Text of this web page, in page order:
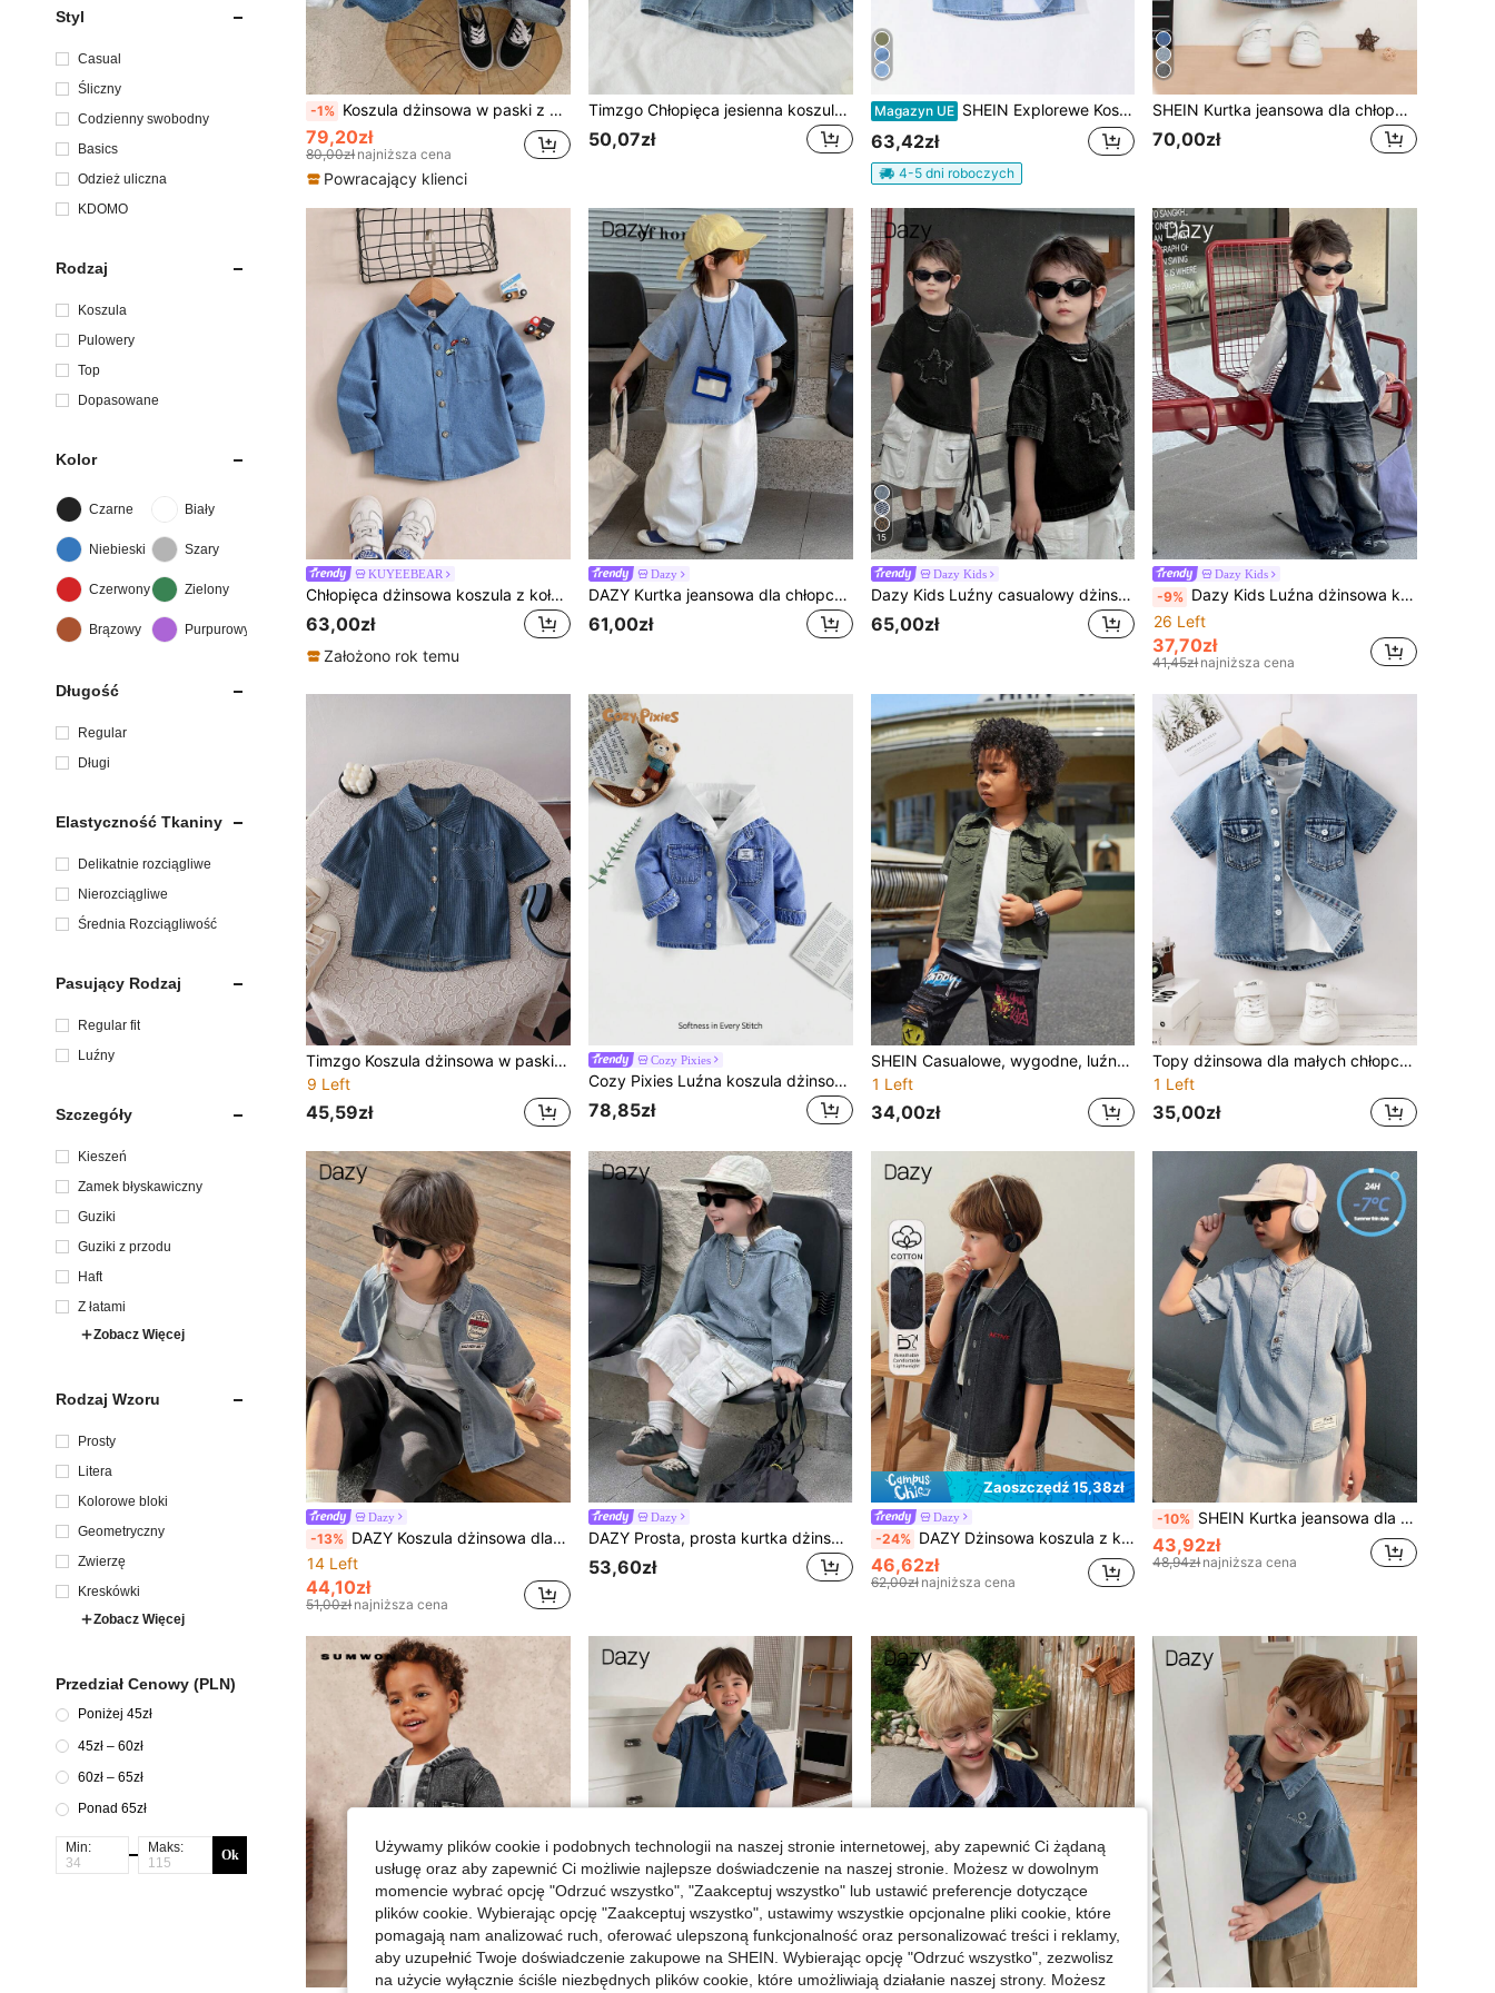
Styl
Casual
Śliczny
Codzienny swobodny
Basics
Odzież uliczna
KDOMO
Rodzaj
Koszula
Pulowery
Top
Dopasowane
Kolor
Czarne Biały
Niebieski Szary
Czerwony Zielony
Brązowy Purpurowy
Długość
Regular
Długi
Elastyczność Tkaniny
Delikatnie rozciągliwe
Nierozciągliwe
Średnia Rozciągliwość
Pasujący Rodzaj
Regular fit
Luźny
Szczegóły
Kieszeń
Zamek błyskawiczny
Guziki
Guziki z przodu
Haft
Z łatami
Zobacz Więcej
Rodzaj Wzoru
Prosty
Litera
Kolorowe bloki
Geometryczny
Zwierzę
Kreskówki
Zobacz Więcej
Przedział Cenowy (PLN)
Poniżej 45zł
45zł – 60zł
60zł – 65zł
Ponad 65zł
Min: Maks: Ok
-1% Koszula dżinsowa w paski z nadrukiem jesiennych liter dla chłopców
79,20zł
80,00złnajniższa cena
Powracający klienci
Timzgo Chłopięca jesienna koszula dżinsowa z długim rękawem, uniwersalna, swobodna, sprana kurtka dżinsowa odpowiednia dla młodych chłopców do noszenia na zewnątrz
50,07zł
Magazyn UE SHEIN Explorewe Koszula z krótkim rękawem w stylu jeansowym dla chłopców w kolorze zielonym, w stylu Wild Preppy Outdoors z kieszeniami z patkami
63,42zł
4-5 dni roboczych
SHEIN Kurtka jeansowa dla chłopca w luźnym, jednolitym kolorze z przetarciami, elegancka na jesień/zimę
70,00zł
KUYEEBEAR
Chłopięca dżinsowa koszula z kołnierzykiem i haftem samochodowym, jesienna
63,00zł
Założono rok temu
Dazy
DAZY Kurtka jeansowa dla chłopca z okrągłym dekoltem w kontrastowym kolorze, sprana, na lato
61,00zł
15
Dazy Kids
Dazy Kids Luźny casualowy dżinsowy T-shirt dla młodych chłopców z wzorem gwiazdek, letni
65,00zł
Dazy Kids
-9% Dazy Kids Luźna dżinsowa kamizelka bez rękawów dla młodych chłopców, dżinsowy top na jesień
26 Left
37,70zł
41,45złnajniższa cena
Timzgo Koszula dżinsowa w paski z krótkim rękawem dla chłopców, swobodna koszula zapinana na guziki, wygodna kurtka z spranego dżinsu, odpowiednia dla chłopców na lato
9 Left
45,59zł
Cozy Pixies
Cozy Pixies Luźna koszula dżinsowa dla chłopca z metką
78,85zł
SHEIN Casualowe, wygodne, luźne, sprane, zielone koszule dżinsowe dla młodych chłopców z krótkim rękawem, na letni dzień
1 Left
34,00zł
Topy dżinsowa dla małych chłopców Kieszeń Guziki z przodu Prosty Casual
1 Left
35,00zł
Dazy
-13% DAZY Koszula dżinsowa dla chłopców z nadrukiem i guzikami z przodu, letnia, casualowa
14 Left
44,10zł
51,00złnajniższa cena
Dazy
DAZY Prosta, prosta kurtka dżinsowa dla chłopców z kapturem i długim rękawem, wiosenna
53,60zł
Zaoszczędź 15,38zł
Dazy
-24% DAZY Dżinsowa koszula z krótkim rękawem z haftowaną literą dla młodych chłopców
46,62zł
62,00zł najniższa cena
-10% SHEIN Kurtka jeansowa dla chłopca w kolorze niebieskim, luźna, ze stójką
43,92zł
48,94złnajniższa cena
Używamy plików cookie i podobnych technologii na naszej stronie internetowej, aby zapewnić Ci żądaną
usługę oraz aby zapewnić Ci możliwie najlepsze doświadczenie na naszej stronie. Możesz w dowolnym
momencie wybrać opcję "Odrzuć wszystko", "Zaakceptuj wszystko" lub ustawić preferencje dotyczące
plików cookie. Wybierając opcję "Zaakceptuj wszystko", ustawimy wszystkie opcjonalne pliki cookie, które
pomagają nam analizować ruch, oferować ulepszoną funkcjonalność oraz personalizować treści i reklamy,
aby uzupełnić Twoje doświadczenie zakupowe na SHEIN. Wybierając opcję "Odrzuć wszystko", zezwolisz
na użycie wyłącznie ściśle niezbędnych plików cookie, które umożliwiają działanie naszej strony. Możesz